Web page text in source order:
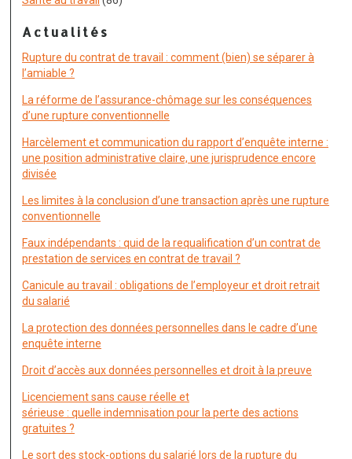
Actualités
Rupture du contrat de travail : comment (bien) se séparer à
l’amiable ?
La réforme de l’assurance-chômage sur les conséquences
d’une rupture conventionnelle
Harcèlement et communication du rapport d’enquête interne :
une position administrative claire, une jurisprudence encore
divisée
Les limites à la conclusion d’une transaction après une rupture
conventionnelle
Faux indépendants : quid de la requalification d’un contrat de
prestation de services en contrat de travail ?
Canicule au travail : obligations de l’employeur et droit retrait
du salarié
La protection des données personnelles dans le cadre d’une
enquête interne
Droit d’accès aux données personnelles et droit à la preuve
Licenciement sans cause réelle et
sérieuse : quelle indemnisation pour la perte des actions
gratuites ?
Le sort des stock-options du salarié lors de la rupture du